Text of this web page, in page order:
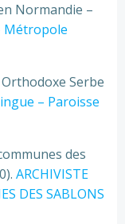
Normandie –
Métropole
Serbe
– Paroisse
des
ARCHIVISTE
DES SABLONS